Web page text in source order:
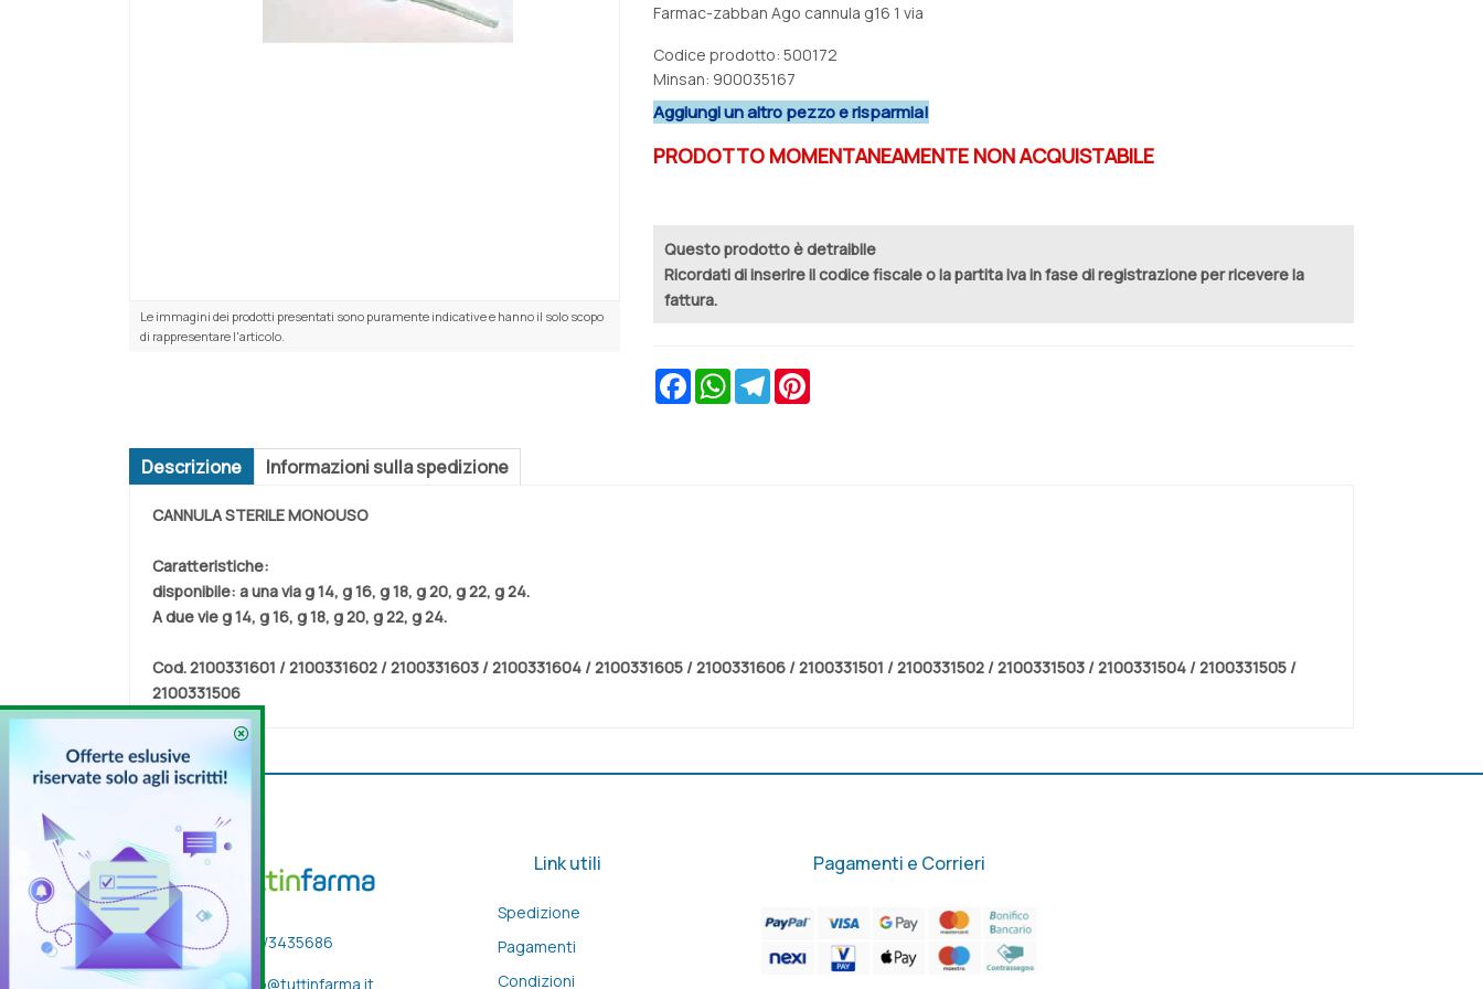
Le immagini dei prodotti presentati sono puramente indicative e hanno il solo scopo
di rappresentare l'articolo.
Farmac-zabban Ago cannula g16 1 via
Codice prodotto: 500172
Minsan: 900035167
Aggiungi un altro pezzo e risparmia!
PRODOTTO MOMENTANEAMENTE NON ACQUISTABILE
Questo prodotto è detraibile
Ricordati di inserire il codice fiscale o la partita iva in fase di registrazione per ricevere la
fattura.
FacebookWhatsAppTelegram
Descrizione Informazioni sulla spedizione
CANNULA STERILE MONOUSO
Caratteristiche:
disponibile: a una via g 14, g 16, g 18, g 20, g 22, g 24.
A due vie g 14, g 16, g 18, g 20, g 22, g 24.
Cod.2100331601 / 2100331602 / 2100331603 / 2100331604 / 2100331605 / 2100331606 / 2100331501 / 2100331502 / 2100331503 / 2100331504 / 2100331505 /
2100331506
333/3435686
info@tuttinfarma.it
Link utili
Spedizione
Pagamenti
Condizioni
Pagamenti e Corrieri